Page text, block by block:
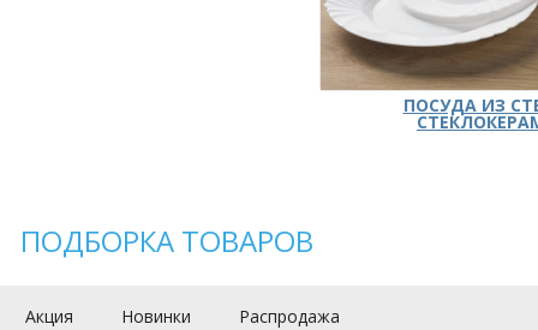
ПОСУДА ИЗ
ПОДБОРКА ТОВАРОВ
Акция Новинки Распродажа